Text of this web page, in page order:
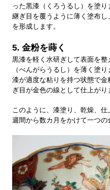
った黒漆（くろうるし）を塗り
継ぎ目を覆うように薄く塗布
を形成します。
5. 金粉を蒔く
黒漆を軽く水研ぎして表面を
（べんがらうるし）を薄く塗り
漆が適度な粘りを持つ状態で
ぎ目が金色の線として仕上がり
このように、漆塗り、乾燥、
週間から数カ月をかけて一つの